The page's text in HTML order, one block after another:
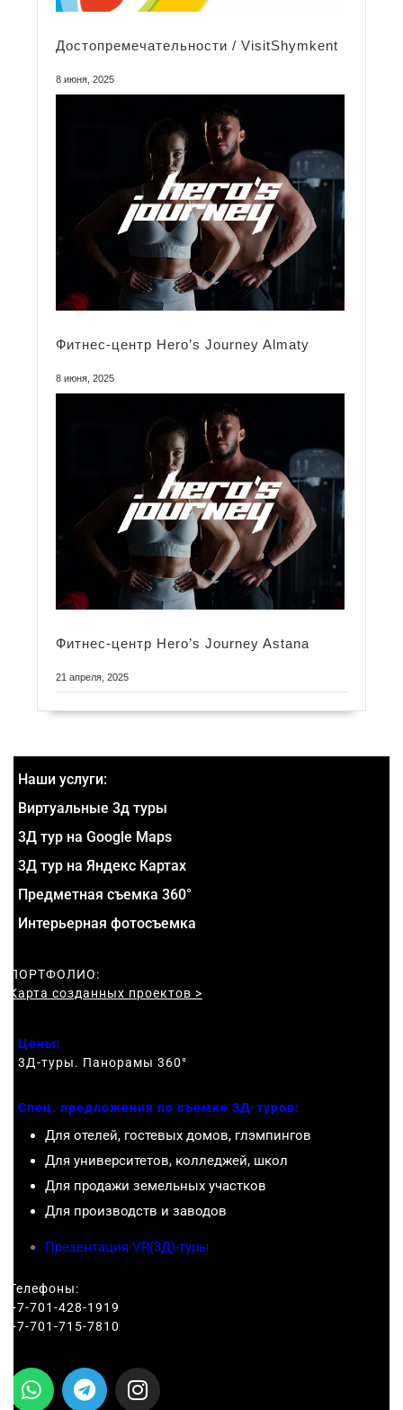
Достопремечательности / VisitShymkent
8 июня, 2025
Фитнес-центр Hero’s Journey Almaty
8 июня, 2025
Фитнес-центр Hero’s Journey Astana
21 апреля, 2025
Наши услуги:
Виртуальные 3д туры
3Д тур на Google Maps
3Д тур на Яндекс Картах
Предметная съемка 360°
Интерьерная фотосъемка
ПОРТФОЛИО:
Карта созданных проектов >
Цены:
3Д-туры. Панорамы 360°
Спец. предложения по съемке 3Д-туров:
Для отелей, гостевых домов, глэмпингов
Для университетов, колледжей, школ
Для продажи земельных участков
Для производств и заводов
Презентация VR(3Д)-туры
Телефоны:
+7-701-428-1919
+7-701-715-7810